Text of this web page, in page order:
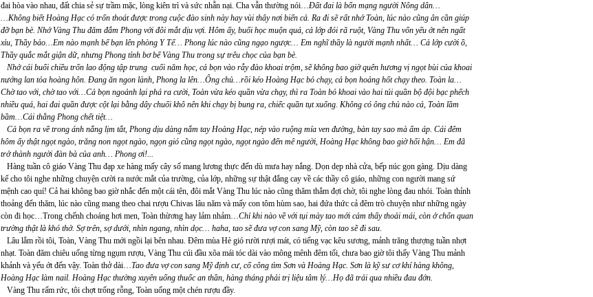
đai hòa vào nhau, đất chia sẻ sự trầm mặc, lòng kiên trì và sức nhẫn nại. Cha vẫn thường nói…Đất đai là bổn mạng người Nông dân…
…Không biết Hoàng Hạc có trốn thoát được trong cuộc đào sinh này hay vùi thây nơi biển cả. Ra đi sẽ rất nhớ Toàn, lúc nào cũng ân cần giúp
đỡ bạn bè. Nhớ Vàng Thu đăm đắm Phong với đôi mắt dịu vợi. Hôm ấy, buổi học muộn quá, cả lớp đói rã ruột, Vàng Thu vốn yếu ớt nên ngất
xỉu, Thầy bảo…Em nào mạnh bế bạn lên phòng Y Tế… Phong lúc nào cũng ngạo ngược… Em nghĩ thầy là người mạnh nhất… Cả lớp cười ồ,
Thầy quắc mắt giận dữ, nhưng Phong tỉnh bơ bế Vàng Thu trong sự trêu chọc của bạn bè.
Nhớ cái buổi chiều trốn lao động tập trung cuối năm học, cả bọn vào rẫy đào khoai trộm, sẽ không bao giờ quên hương vị ngọt bùi của khoai
nướng lan tỏa hoàng hôn. Đang ăn ngon lành, Phong la lên…Ông chủ…rồi kéo Hoàng Hạc bỏ chạy, cả bọn hoảng hốt chạy theo. Toàn la…
Chờ tao với, chờ tao với…Cả bọn ngoảnh lại phá ra cười, Toàn vừa kéo quần vừa chạy, thì ra Toàn bỏ khoai vào hai túi quần bộ đội bạc phếch
nhiều quá, hai đai quần được cột lại bằng dây chuối khô nên khi chạy bị bung ra, chiếc quần tụt xuống. Không có ông chủ nào cả, Toàn lầm
bầm…Cái thằng Phong chết tiệt…
Cả bọn ra về trong ánh nắng lịm tắt, Phong dịu dàng nắm tay Hoàng Hạc, nép vào ruộng mía ven đường, bàn tay sao mà ấm áp. Cái đêm
hôm ấy thật ngọt ngào, trăng non ngọt ngào, ngọn gió cũng ngọt ngào, ngọt ngào đến mê người, Hoàng Hạc không bao giờ hối hận… Em đã
trở thành người đàn bà của anh… Phong ơi!...
Hàng tuần cô giáo Vàng Thu đạp xe hàng mấy cây số mang lương thực đến dù mưa hay nắng. Dọn dẹp nhà cửa, bếp núc gọn gàng. Dịu dàng
kể cho tôi nghe những chuyện cười ra nước mắt của trường, của lớp, những sự thật đắng cay về các thầy cô giáo, những con người mang sứ
mệnh cao quí! Cả hai không bao giờ nhắc đến một cái tên, đôi mắt Vàng Thu lúc nào cũng thăm thẳm đợi chờ, tôi nghe lòng đau nhói. Toàn thỉnh
thoảng đến thăm, lúc nào cũng mang theo chai rượu Chivas lâu năm và mấy con tôm hùm sao, hai đứa thức cả đêm trò chuyện như những ngày
còn đi học…Trong chếnh choáng hơi men, Toàn thừơng hay lảm nhảm…Chỉ khi nào về với tụi mày tao mới cảm thấy thoải mái, còn ở chốn quan
trường thật là khó thở. Sợ trên, sợ dưới, nhìn ngang, nhìn dọc… haha, tao sẽ đưa vợ con sang Mỹ, còn tao sẽ đi sau.
Lâu lắm rồi tôi, Toàn, Vàng Thu mới ngồi lại bên nhau. Đêm mùa Hè gió rười rượi mát, có tiếng vạc kêu sương, mảnh trăng thượng tuần nhợt
nhạt. Toàn đăm chiêu uống từng ngụm rượu, Vàng Thu cúi đầu xõa mái tóc dài vào mông mênh đêm tối, chưa bao giờ tôi thấy Vàng Thu mảnh
khảnh và yếu ớt đến vậy. Toàn thở dài…Tao đưa vợ con sang Mỹ định cư, cố công tìm Sơn và Hoàng Hạc. Sơn là kỹ sư cơ khí hàng không,
Hoàng Hạc làm nail. Hoàng Hạc thường xuyên uống thuốc an thần, hàng tháng phải trị liệu tâm lý…Họ đã trải qua nhiều đau đớn.
Vàng Thu rấm rức, tôi chợt trống rỗng, Toàn uống một chén rượu đầy.